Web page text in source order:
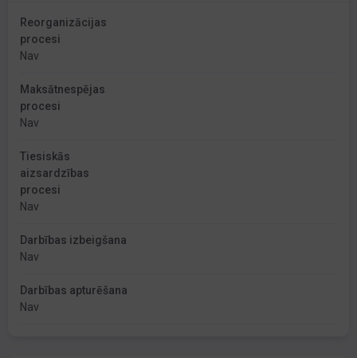
Reorganizācijas
procesi
Nav
Maksātnespējas
procesi
Nav
Tiesiskās
aizsardzības
procesi
Nav
Darbības izbeigšana
Nav
Darbības apturēšana
Nav